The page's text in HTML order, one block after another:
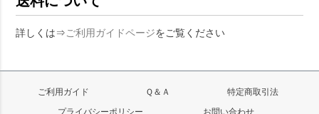
詳しくは⇒ ご利用ガイドページをご覧ください
ご利用ガイド Ｑ＆Ａ
特定商取引法
プライバシーポリシー
お問い合わせ